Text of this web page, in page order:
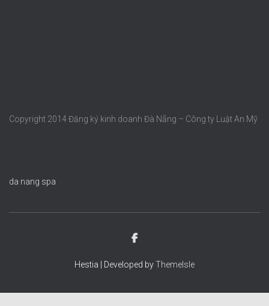
Copyright 2014 Đăng ký kinh doanh Đà Nẵng – Công ty Luật An Mỹ
da nang spa
Hestia | Developed byThemeIsle